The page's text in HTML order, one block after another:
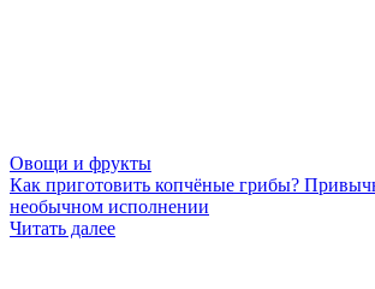
Овощи и фрукты
Как приготовить копчёные грибы?
необычном исполнении
Читать далее